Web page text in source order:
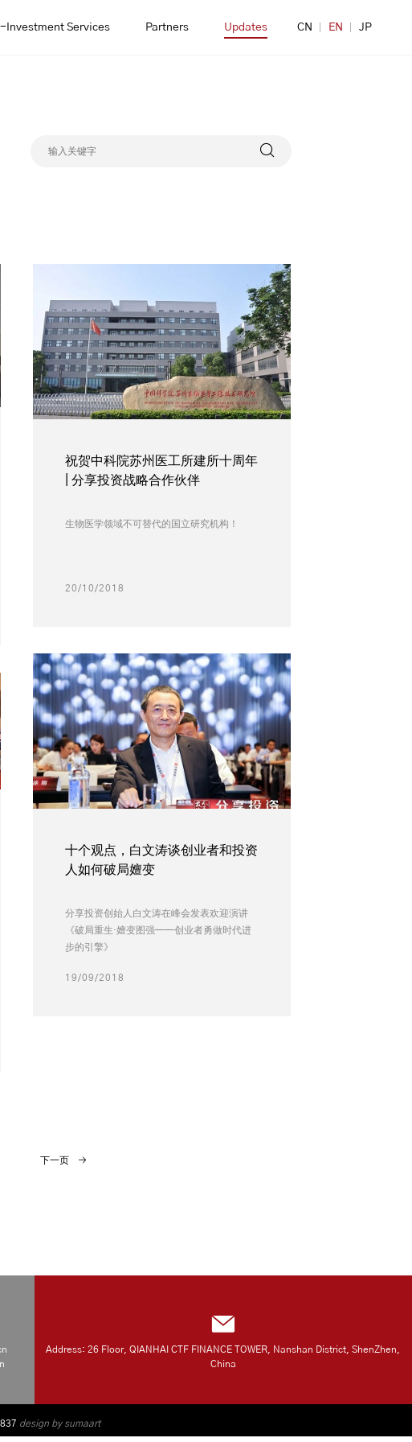
Investment Services Partners Updates CN EN JP
祝贺中科院苏州医工所建所十周年
| 分享投资战略合作伙伴
生物医学领域不可替代的国立研究机构！
20/10/2018
十个观点，白文涛谈创业者和投资
人如何破局嬗变
分享投资创始人白文涛在峰会发表欢迎演讲
《破局重生·嬗变图强——创业者勇做时代进
步的引擎》
19/09/2018
下一页
Address: 26 Floor, QIANHAI CTF FINANCE TOWER, Nanshan District, ShenZhen,
China
design by sumaart